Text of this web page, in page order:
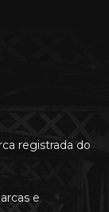
registrada do
e